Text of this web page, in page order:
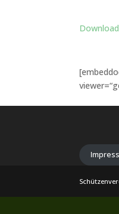
Download